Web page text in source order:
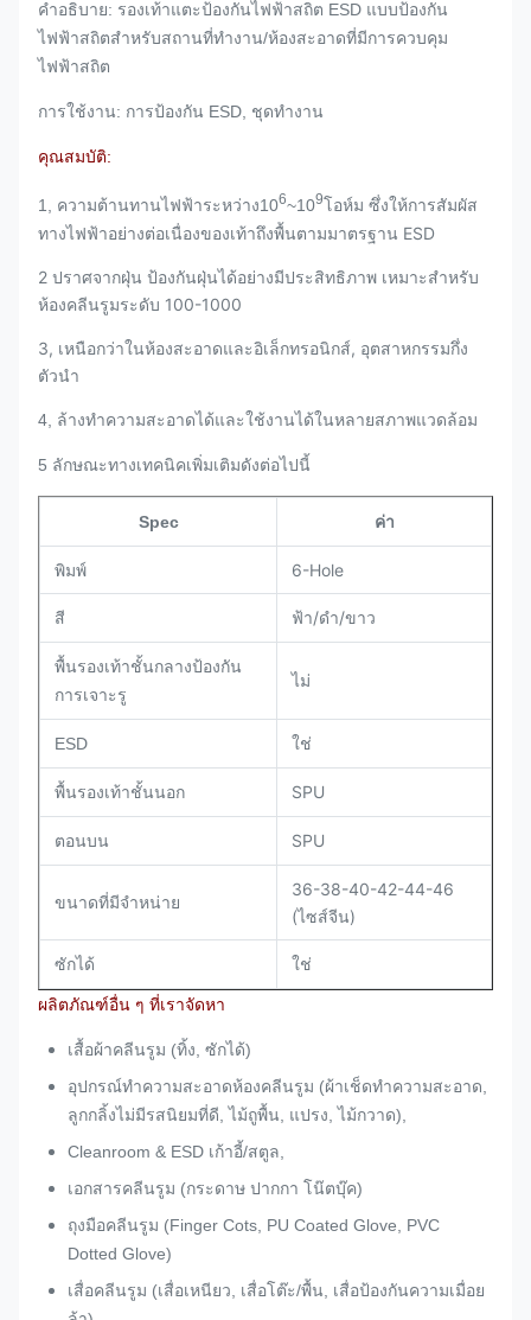
คำอธิบาย: รองเท้าแตะป้องกันไฟฟ้าสถิต ESD แบบป้องกัน
ไฟฟ้าสถิตสำหรับสถานที่ทำงาน/ห้องสะอาดที่มีการควบคุม
ไฟฟ้าสถิต
การใช้งาน: การป้องกัน ESD, ชุดทำงาน
คุณสมบัติ:
1, ความต้านทานไฟฟ้าระหว่าง106~109โอห์ม ซึ่งให้การสัมผัส
ทางไฟฟ้าอย่างต่อเนื่องของเท้าถึงพื้นตามมาตรฐาน ESD
2 ปราศจากฝุ่น ป้องกันฝุ่นได้อย่างมีประสิทธิภาพ เหมาะสำหรับ
ห้องคลีนรูมระดับ 100-1000
3, เหนือกว่าในห้องสะอาดและอิเล็กทรอนิกส์, อุตสาหกรรมกึ่ง
ตัวนำ
4, ล้างทำความสะอาดได้และใช้งานได้ในหลายสภาพแวดล้อม
5 ลักษณะทางเทคนิคเพิ่มเติมดังต่อไปนี้
Spec ค่า
พิมพ์ 6-Hole
สี ฟ้า/ดำ/ขาว
พื้นรองเท้าชั้นกลางป้องกัน
การเจาะรู
ไม่
ESD ใช่
พื้นรองเท้าชั้นนอก SPU
ตอนบน SPU
ขนาดที่มีจำหน่าย
36-38-40-42-44-46
(ไซส์จีน)
ซักได้ ใช่
ผลิตภัณฑ์อื่น ๆ ที่เราจัดหา
เสื้อผ้าคลีนรูม (ทิ้ง, ซักได้)
อุปกรณ์ทำความสะอาดห้องคลีนรูม (ผ้าเช็ดทำความสะอาด,
ลูกกลิ้งไม่มีรสนิยมที่ดี, ไม้ถูพื้น, แปรง, ไม้กวาด),
Cleanroom & ESD เก้าอี้/สตูล,
เอกสารคลีนรูม (กระดาษ ปากกา โน๊ตบุ๊ค)
ถุงมือคลีนรูม (Finger Cots, PU Coated Glove, PVC
Dotted Glove)
เสื่อคลีนรูม (เสื่อเหนียว, เสื่อโต๊ะ/พื้น, เสื่อป้องกันความเมื่อย